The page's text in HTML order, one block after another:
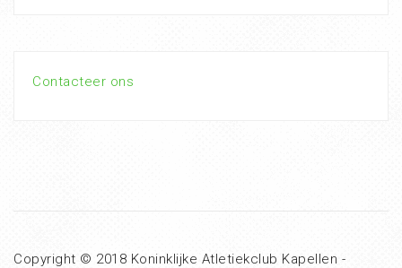
Contacteer ons
Copyright © 2018 Koninklijke Atletiekclub Kapellen -